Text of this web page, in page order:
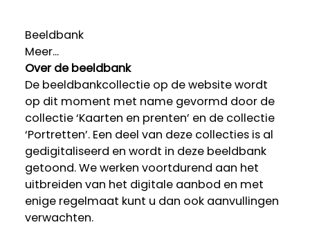
Beeldbank
Meer...
Over de beeldbank
De beeldbankcollectie op de website wordt
op dit moment met name gevormd door de
collectie ‘Kaarten en prenten’ en de collectie
‘Portretten’. Een deel van deze collecties is al
gedigitaliseerd en wordt in deze beeldbank
getoond. We werken voortdurend aan het
uitbreiden van het digitale aanbod en met
enige regelmaat kunt u dan ook aanvullingen
verwachten.